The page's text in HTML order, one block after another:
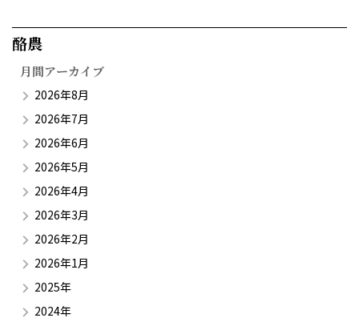
酪農​
月間アーカイブ
2026年8月
2026年7月
2026年6月
2026年5月
2026年4月
2026年3月
2026年2月
2026年1月
2025年
2024年